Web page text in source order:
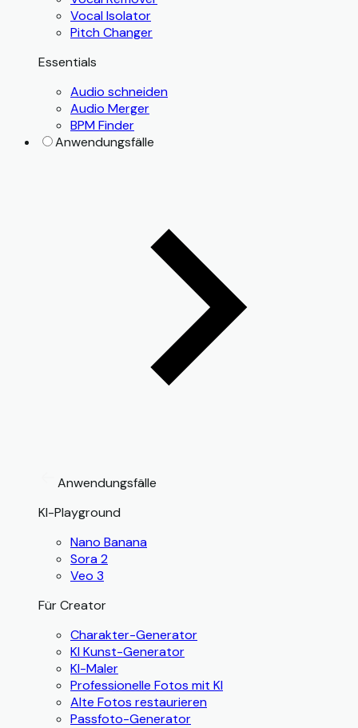
Vocal Isolator
Pitch Changer
Essentials
Audio schneiden
Audio Merger
BPM Finder
Anwendungsfälle
Anwendungsfälle
KI-Playground
Nano Banana
Sora 2
Veo 3
Für Creator
Charakter-Generator
KI Kunst-Generator
KI-Maler
Professionelle Fotos mit KI
Alte Fotos restaurieren
Passfoto-Generator